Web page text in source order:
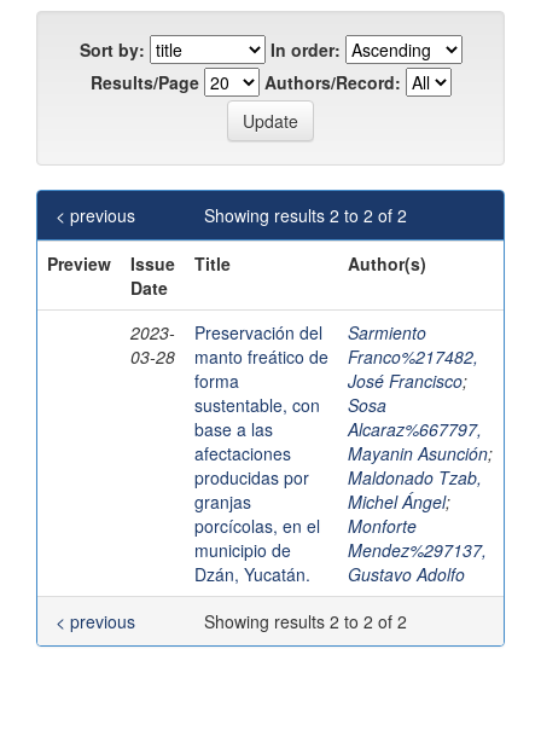
Sort by:
In order:
Results/Page
Authors/Record:
Showing results 2 to 2 of 2
< previous
Preview
Issue
Date
Title Author(s)
2023-
03-28
Preservación del
manto freático de
forma
sustentable, con
base a las
afectaciones
producidas por
granjas
porcícolas, en el
municipio de
Dzán, Yucatán.
Sarmiento
Franco%217482,
José Francisco;
Sosa
Alcaraz%667797,
Mayanin Asunción;
Maldonado Tzab,
Michel Ángel;
Monforte
Mendez%297137,
Gustavo Adolfo
Showing results 2 to 2 of 2
< previous